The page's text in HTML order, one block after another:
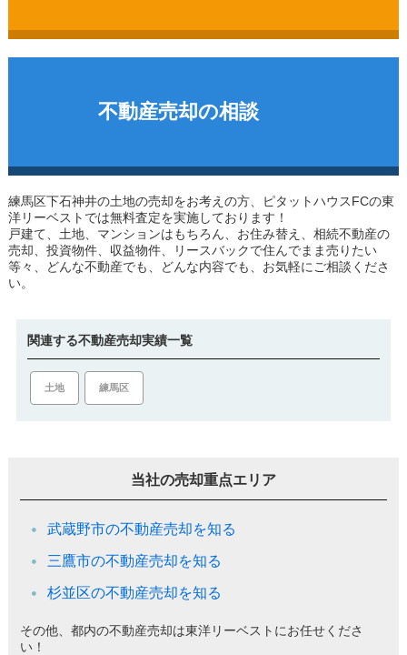
不動産売却の相談
練馬区下石神井の土地の売却をお考えの方、ピタットハウスFCの東
洋リーベストでは無料査定を実施しております！
戸建て、土地、マンションはもちろん、お住み替え、相続不動産の
売却、投資物件、収益物件、リースバックで住んでまま売りたい
等々、どんな不動産でも、どんな内容でも、お気軽にご相談くださ
い。
関連する不動産売却実績一覧
土地 練馬区
当社の売却重点エリア
武蔵野市の不動産売却を知る
三鷹市の不動産売却を知る
杉並区の不動産売却を知る
その他、都内の不動産売却は東洋リーベストにお任せくださ
い！